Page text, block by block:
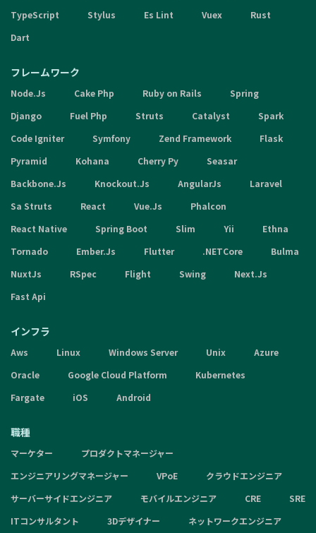
TypeScript
Stylus Es Lint Vuex
Rust
Dart
フレームワーク
Node.Js Cake Php Ruby on Rails
Spring
Django
Fuel Php Struts Catalyst
Spark
Code Igniter
Symfony Zend Framework
Flask
Pyramid
Kohana Cherry Py
Seasar
Backbone.Js
Knockout.Js AngularJs
Laravel
Sa Struts
React Vue.Js
Phalcon
React Native
Spring Boot Slim Yii
Ethna
Tornado
Ember.Js Flutter .NETCore
Bulma
NuxtJs
RSpec Flight Swing
Next.Js
Fast Api
インフラ
Aws Linux Windows Server Unix
Azure
Oracle
Google Cloud Platform
Kubernetes
Fargate
iOS Android
職種
マーケター
プロダクトマネージャー
エンジニアリングマネージャー
VPoE
クラウドエンジニア
サーバーサイドエンジニア
モバイルエンジニア CRE
SRE
ITコンサルタント
3Dデザイナー ネットワークエンジニア